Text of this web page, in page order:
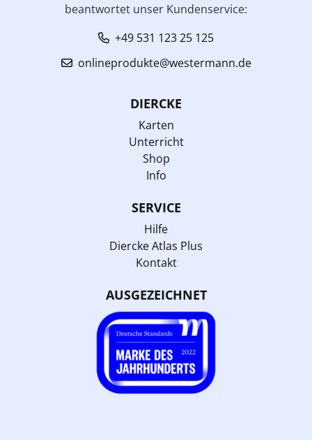
beantwortet unser Kundenservice:
+49 531 123 25 125
onlineprodukte@westermann.de
DIERCKE
Karten
Unterricht
Shop
Info
SERVICE
Hilfe
Diercke Atlas Plus
Kontakt
AUSGEZEICHNET